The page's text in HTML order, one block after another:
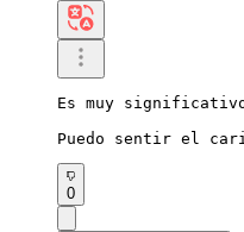
Es muy
Puedo sentir el
0